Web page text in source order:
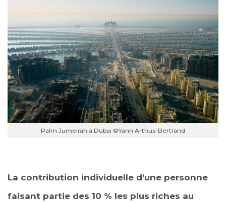
Palm Jumeirah à Dubaï ©Yann Arthus-Bertrand
La contribution individuelle d’une personne
faisant partie des 10 % les plus riches au